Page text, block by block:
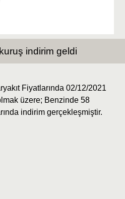
indirim geldi
Fiyatlarında 02/12/2021
üzere; Benzinde 58
indirim gerçekleşmiştir.